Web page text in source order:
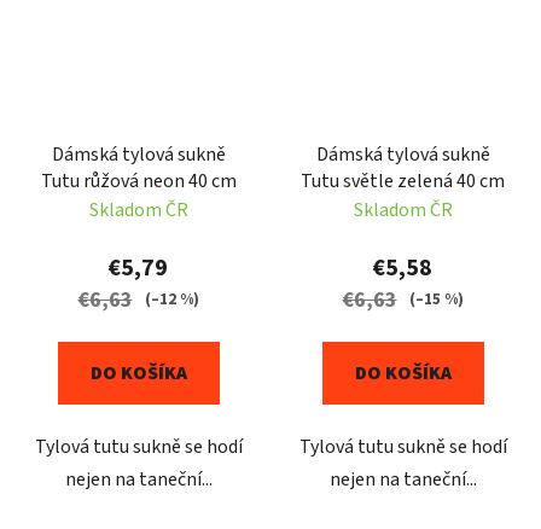
Dámská tylová sukně
Tutu růžová neon 40 cm
Skladom ČR
€5,79
€6,63 (–12 %)
DO KOŠÍKA
Tylová tutu sukně se hodí
nejen na taneční...
Dámská tylová sukně
Tutu světle zelená 40 cm
Skladom ČR
€5,58
€6,63 (–15 %)
DO KOŠÍKA
Tylová tutu sukně se hodí
nejen na taneční...